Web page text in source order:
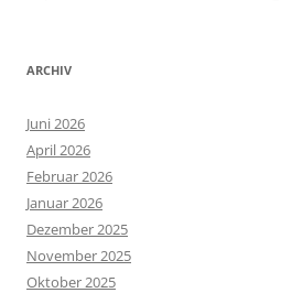
ARCHIV
Juni 2026
April 2026
Februar 2026
Januar 2026
Dezember 2025
November 2025
Oktober 2025